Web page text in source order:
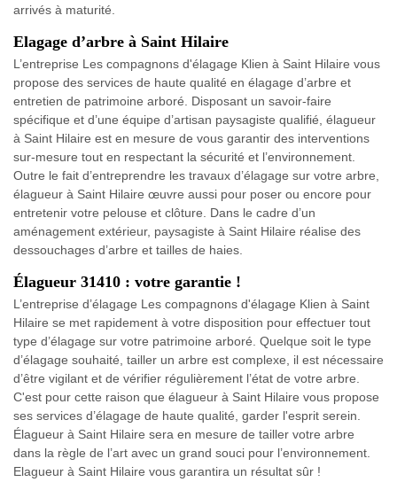
arrivés à maturité.
Elagage d’arbre à Saint Hilaire
L’entreprise Les compagnons d'élagage Klien à Saint Hilaire vous
propose des services de haute qualité en élagage d’arbre et
entretien de patrimoine arboré. Disposant un savoir-faire
spécifique et d’une équipe d’artisan paysagiste qualifié, élagueur
à Saint Hilaire est en mesure de vous garantir des interventions
sur-mesure tout en respectant la sécurité et l’environnement.
Outre le fait d’entreprendre les travaux d’élagage sur votre arbre,
élagueur à Saint Hilaire œuvre aussi pour poser ou encore pour
entretenir votre pelouse et clôture. Dans le cadre d’un
aménagement extérieur, paysagiste à Saint Hilaire réalise des
dessouchages d’arbre et tailles de haies.
Élagueur 31410 : votre garantie !
L’entreprise d’élagage Les compagnons d'élagage Klien à Saint
Hilaire se met rapidement à votre disposition pour effectuer tout
type d’élagage sur votre patrimoine arboré. Quelque soit le type
d’élagage souhaité, tailler un arbre est complexe, il est nécessaire
d’être vigilant et de vérifier régulièrement l’état de votre arbre.
C'est pour cette raison que élagueur à Saint Hilaire vous propose
ses services d’élagage de haute qualité, garder l'esprit serein.
Élagueur à Saint Hilaire sera en mesure de tailler votre arbre
dans la règle de l’art avec un grand souci pour l’environnement.
Elagueur à Saint Hilaire vous garantira un résultat sûr !